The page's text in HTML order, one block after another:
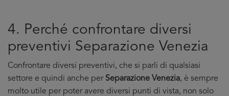
4. Perché confrontare diversi
preventivi Separazione Venezia
Confrontare diversi preventivi, che si parli di qualsiasi
settore e quindi anche per Separazione Venezia, è sempre
molto utile per poter avere diversi punti di vista, non solo